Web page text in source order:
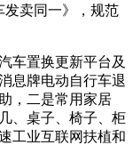
发卖同一》，规范
置换更新平台及
息牌电动自行车退
，二是常用家居
、桌子、椅子、柜
工业互联网扶植和